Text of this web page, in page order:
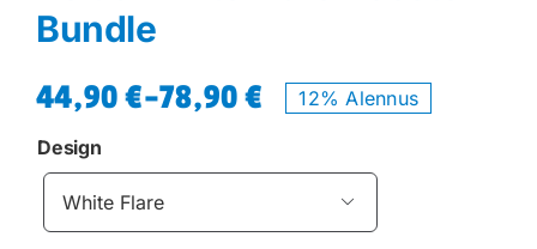
Bundle
44,90€–78,90€
Hintaluokka:
44,90 €
-
78,90 €
12% Alennus
Design
